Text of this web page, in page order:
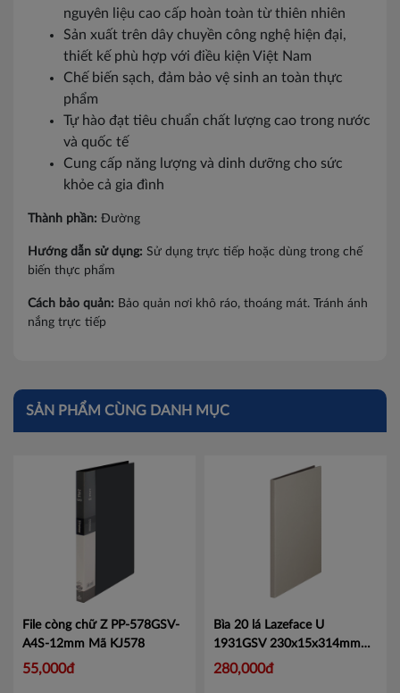
nguyên liệu cao cấp hoàn toàn từ thiên nhiên
Sản xuất trên dây chuyền công nghệ hiện đại,
thiết kế phù hợp với điều kiện Việt Nam
Chế biến sạch, đảm bảo vệ sinh an toàn thực
phẩm
Tự hào đạt tiêu chuẩn chất lượng cao trong nước
và quốc tế
Cung cấp năng lượng và dinh dưỡng cho sức
khỏe cả gia đình
Thành phần: Đường
Hướng dẫn sử dụng: Sử dụng trực tiếp hoặc dùng trong chế
biến thực phẩm
Cách bảo quản: Bảo quản nơi khô ráo, thoáng mát. Tránh ánh
nắng trực tiếp
SẢN PHẨM CÙNG DANH MỤC
File còng chữ Z PP-578GSV-
A4S-12mm Mã KJ578
55,000đ
Bìa 20 lá Lazeface U
1931GSV 230x15x314mm
Mã KJ193120
280,000đ